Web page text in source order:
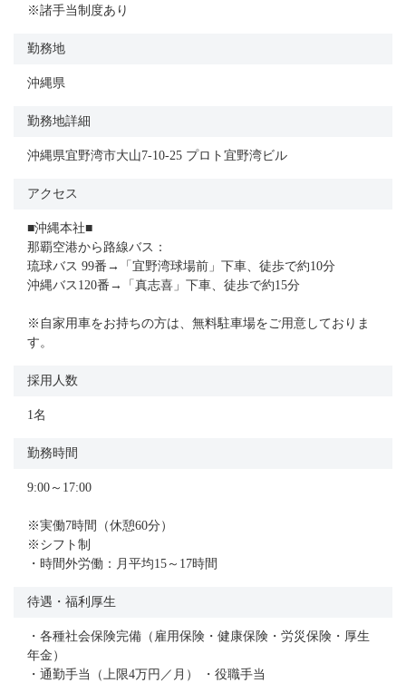
※諸手当制度あり
勤務地
沖縄県
勤務地詳細
沖縄県宜野湾市大山7-10-25 プロト宜野湾ビル
アクセス
■沖縄本社■
那覇空港から路線バス：
琉球バス 99番→「宜野湾球場前」下車、徒歩で約10分
沖縄バス120番→「真志喜」下車、徒歩で約15分
※自家用車をお持ちの方は、無料駐車場をご用意しておりま
す。
採用人数
1名
勤務時間
9:00～17:00
※実働7時間（休憩60分）
※シフト制
・時間外労働：月平均15～17時間
待遇・福利厚生
・各種社会保険完備（雇用保険・健康保険・労災保険・厚生
年金）
・通勤手当（上限4万円／月） ・役職手当